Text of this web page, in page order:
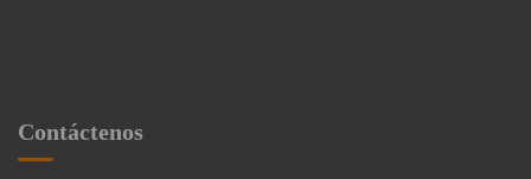
Contáctenos